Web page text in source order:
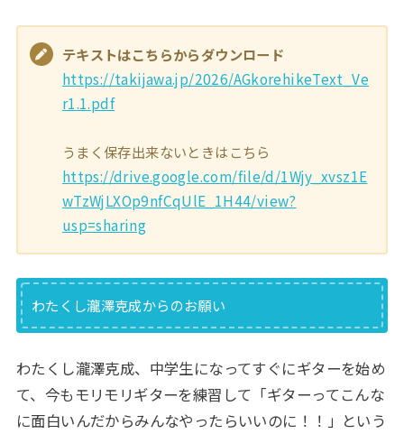
テキストはこちらからダウンロード
https://takijawa.jp/2026/AGkorehikeText_Ve
r1.1.pdf
うまく保存出来ないときはこちら
https://drive.google.com/file/d/1Wjy_xvsz1E
wTzWjLXOp9nfCqUlE_1H44/view?
usp=sharing
わたくし瀧澤克成からのお願い
わたくし瀧澤克成、中学生になってすぐにギターを始め
て、今もモリモリギターを練習して「ギターってこんな
に面白いんだからみんなやったらいいのに！！」という